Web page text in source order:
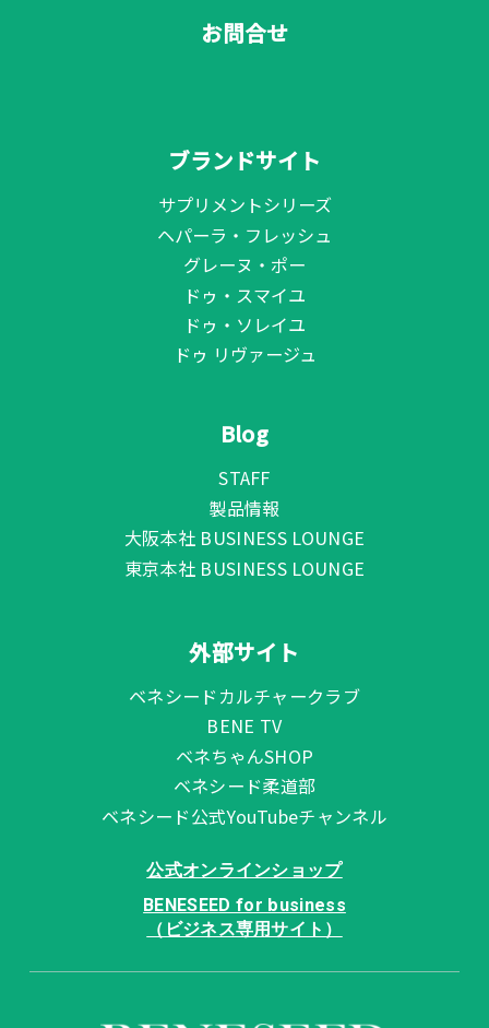
お問合せ
ブランドサイト
サプリメントシリーズ
ヘパーラ・フレッシュ
グレーヌ・ポー
ドゥ・スマイユ
ドゥ・ソレイユ
ドゥ リヴァージュ
Blog
STAFF
製品情報
大阪本社 BUSINESS LOUNGE
東京本社 BUSINESS LOUNGE
外部サイト
ベネシードカルチャークラブ
BENE TV
ベネちゃんSHOP
ベネシード柔道部
ベネシード公式YouTubeチャンネル
公式オンラインショップ
BENESEED for business
（ビジネス専用サイト）